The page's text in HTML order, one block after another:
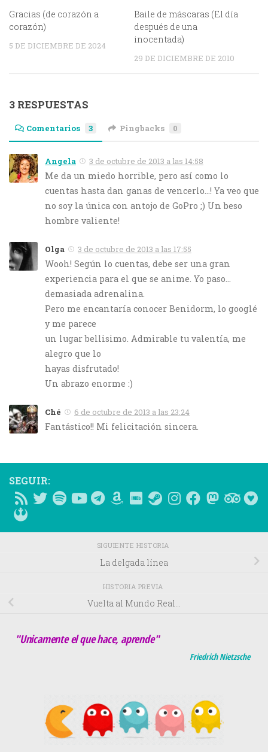
Gracias (de corazón a
corazón)
5 DE DICIEMBRE DE 2024
Baile de máscaras (El día
después de una
inocentada)
29 DE DICIEMBRE DE 2010
3 RESPUESTAS
Comentarios 3 Pingbacks 0
Angela 3 de octubre de 2013 a las 14:58
Me da un miedo horrible, pero así como lo
cuentas hasta dan ganas de vencerlo…! Ya veo que
no soy la única con antojo de GoPro ;) Un beso
hombre valiente!
Olga 3 de octubre de 2013 a las 17:55
Wooh! Según lo cuentas, debe ser una gran
experiencia para el que se anime. Yo paso…
demasiada adrenalina.
Pero me encantaría conocer Benidorm, lo googlé
y me parece
un lugar bellisimo. Admirable tu valentía, me
alegro que lo
hayas disfrutado!
Un abrazo enorme :)
Ché 6 de octubre de 2013 a las 23:24
Fantástico!! Mi felicitación sincera.
SEGUIR:
SIGUIENTE HISTORIA
La delgada línea
HISTORIA PREVIA
Vuelta al Mundo Real…
"Unicamente el que hace, aprende"
Friedrich Nietzsche